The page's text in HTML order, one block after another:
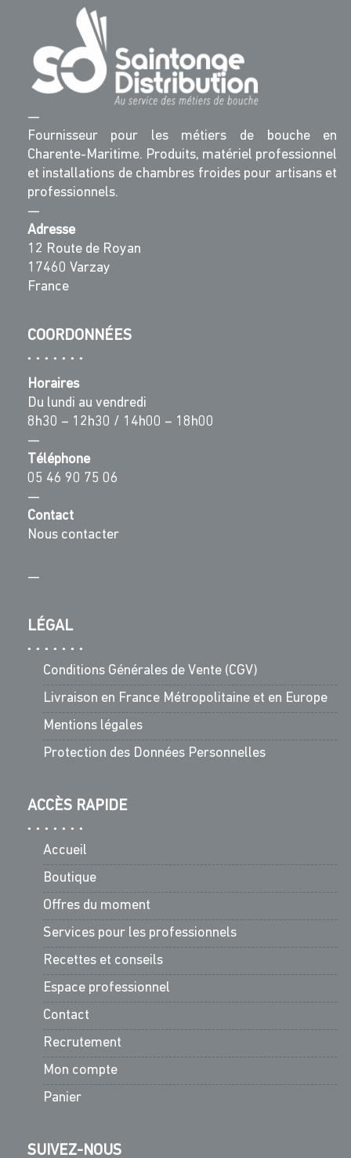
—
Fournisseur pour les métiers de bouche en
Charente-Maritime. Produits, matériel professionnel
et installations de chambres froides pour artisans et
professionnels.
—
Adresse
12 Route de Royan
17460 Varzay
France
COORDONNÉES
Horaires
Du lundi au vendredi
8h30 – 12h30 / 14h00 – 18h00
—
Téléphone
05 46 90 75 06
—
Contact
Nous contacter
—
LÉGAL
Conditions Générales de Vente (CGV)
Livraison en France Métropolitaine et en Europe
Mentions légales
Protection des Données Personnelles
ACCÈS RAPIDE
Accueil
Boutique
Offres du moment
Services pour les professionnels
Recettes et conseils
Espace professionnel
Contact
Recrutement
Mon compte
Panier
SUIVEZ-NOUS